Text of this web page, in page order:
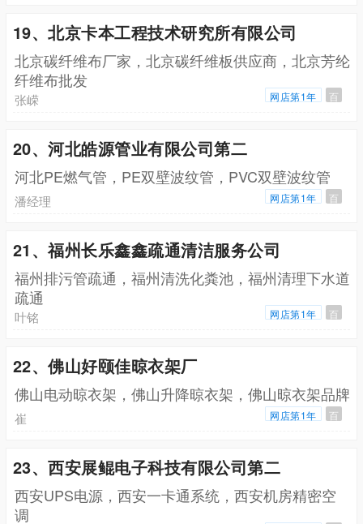
19、北京卡本工程技术研究所有限公司
北京碳纤维布厂家，北京碳纤维板供应商，北京芳纶
纤维布批发
张嵘 网店第1年 百
20、河北皓源管业有限公司第二
河北PE燃气管，PE双壁波纹管，PVC双壁波纹管
潘经理 网店第1年 百
21、福州长乐鑫鑫疏通清洁服务公司
福州排污管疏通，福州清洗化粪池，福州清理下水道
疏通
叶铭 网店第1年 百
22、佛山好颐佳晾衣架厂
佛山电动晾衣架，佛山升降晾衣架，佛山晾衣架品牌
崔 网店第1年 百
23、西安展鲲电子科技有限公司第二
西安UPS电源，西安一卡通系统，西安机房精密空
调